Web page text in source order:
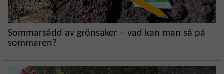
Sommarsådd av grönsaker – vad kan man så på
sommaren?